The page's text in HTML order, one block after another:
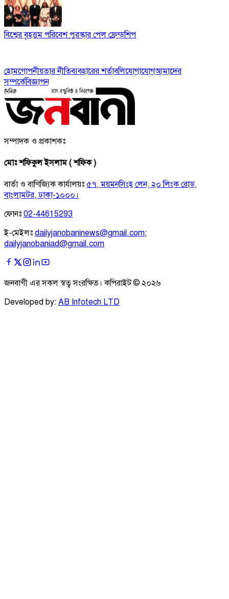
বিশ্বের বৃহত্তম পরিবেশ পুরস্কার পেল ফ্রেন্ডশিপ
হোমগোপনীয়তার নীতিব্যবহারের শর্তাবলিযোগাযোগআমাদের
সম্পর্কেবিজ্ঞাপন
সম্পাদক ও প্রকাশকঃ
মোঃ শফিকুল ইসলাম ( শফিক )
বার্তা ও বাণিজ্যিক কার্যালয়ঃ ৫৭, ময়মনসিংহ লেন, ২০ লিংক রোড,
বাংলামটর, ঢাকা-১০০০।
ফোনঃ 02-44615293
ই-মেইলঃ dailyjanobaninews@gmail.com;
dailyjanobaniad@gmail.com
জনবাণী এর সকল স্বত্ব সংরক্ষিত। কপিরাইট © ২০২৬
Developed by: AB Infotech LTD